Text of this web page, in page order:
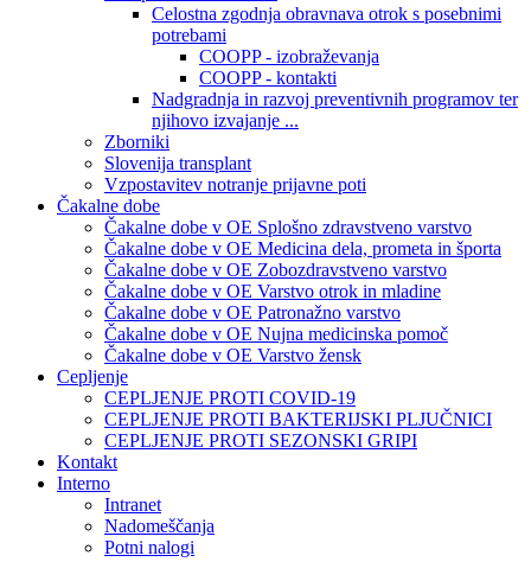
Celostna zgodnja obravnava otrok s posebnimi
potrebami
COOPP - izobraževanja
COOPP - kontakti
Nadgradnja in razvoj preventivnih programov ter
njihovo izvajanje ...
Zborniki
Slovenija transplant
Vzpostavitev notranje prijavne poti
Čakalne dobe
Čakalne dobe v OE Splošno zdravstveno varstvo
Čakalne dobe v OE Medicina dela, prometa in športa
Čakalne dobe v OE Zobozdravstveno varstvo
Čakalne dobe v OE Varstvo otrok in mladine
Čakalne dobe v OE Patronažno varstvo
Čakalne dobe v OE Nujna medicinska pomoč
Čakalne dobe v OE Varstvo žensk
Cepljenje
CEPLJENJE PROTI COVID-19
CEPLJENJE PROTI BAKTERIJSKI PLJUČNICI
CEPLJENJE PROTI SEZONSKI GRIPI
Kontakt
Interno
Intranet
Nadomeščanja
Potni nalogi